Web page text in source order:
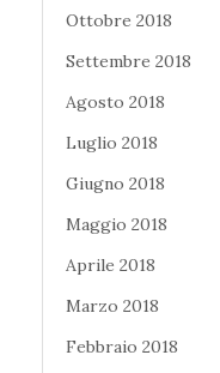
Ottobre 2018
Settembre 2018
Agosto 2018
Luglio 2018
Giugno 2018
Maggio 2018
Aprile 2018
Marzo 2018
Febbraio 2018